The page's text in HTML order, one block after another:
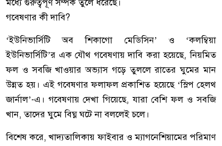
মধ্যে গুরুত্বপূর্ণ সম্পর্ক তুলে ধরেছে।
গবেষণার কী দাবি?
‘ইউনিভার্সিটি অব শিকাগো মেডিসিন’ ও ‘কলম্বিয়া
ইউনিভার্সিটি’র এক যৌথ গবেষণায় দাবি করা হয়েছে, নিয়মিত
ফল ও সবজি খাওয়ার অভ্যাস গড়ে তুললে রাতের ঘুমের মান
উন্নত হয়। এই গবেষণার ফলাফল প্রকাশিত হয়েছে ‘স্লিপ হেলথ
জার্নাল’-এ। গবেষণায় দেখা গিয়েছে, যারা বেশি ফল ও সবজি
খান, তাদের ঘুমে বিঘ্ন ঘটে না বললেই চলে।
বিশেষ করে, খাদ্যতালিকায় ফাইবার ও ম্যাগনেশিয়ামের পরিমাণ